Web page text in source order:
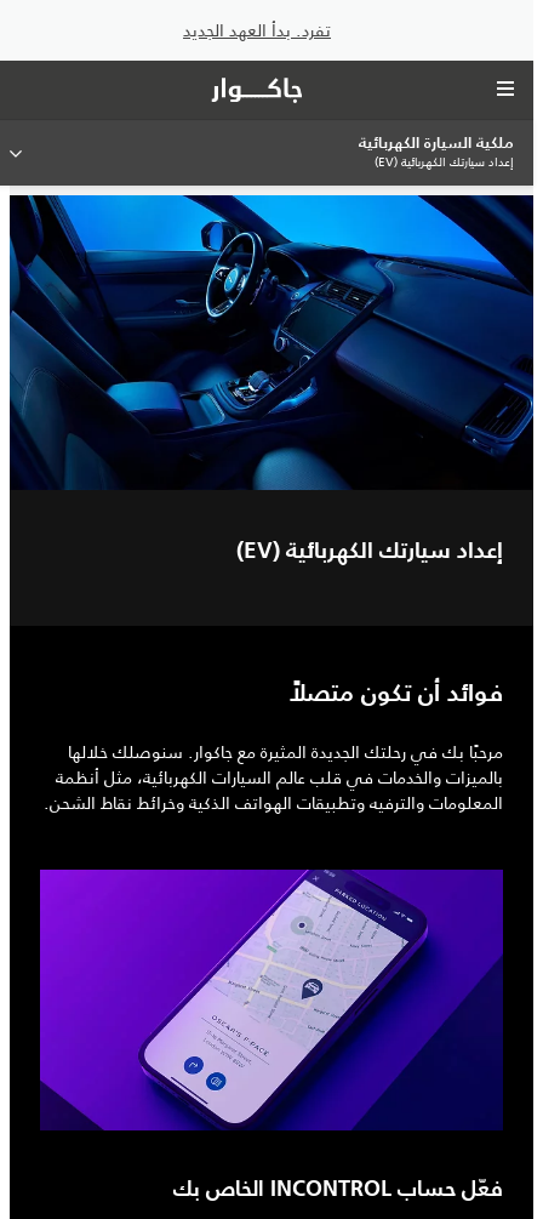
تفرد. بدأ العهد الجديد
ملكية السيارة الكهربائية
إعداد سيارتك الكهربائية (EV)
إعداد سيارتك الكهربائية (EV)
فوائد أن تكون متصلاً
مرحبًا بك في رحلتك الجديدة المثيرة مع جاكوار. سنوصلك خلالها
بالميزات والخدمات في قلب عالم السيارات الكهربائية، مثل أنظمة
المعلومات والترفيه وتطبيقات الهواتف الذكية وخرائط نقاط الشحن.
فعّل حساب INCONTROL الخاص بك